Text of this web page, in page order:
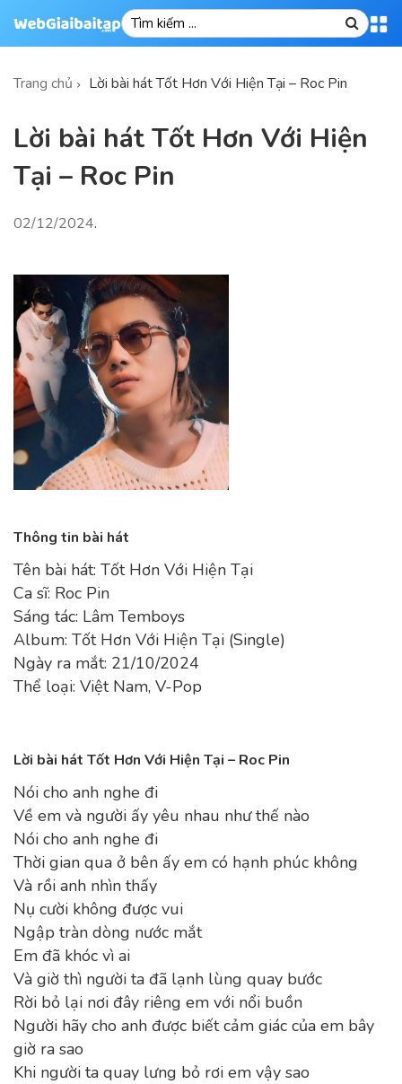
Trang chủ Lời bài hát Tốt Hơn Với Hiện Tại – Roc Pin
Lời bài hát Tốt Hơn Với Hiện
Tại – Roc Pin
02/12/2024.
Thông tin bài hát
Tên bài hát: Tốt Hơn Với Hiện Tại
Ca sĩ: Roc Pin
Sáng tác: Lâm Temboys
Album: Tốt Hơn Với Hiện Tại (Single)
Ngày ra mắt: 21/10/2024
Thể loại: Việt Nam, V-Pop
Lời bài hát Tốt Hơn Với Hiện Tại – Roc Pin
Nói cho anh nghe đi
Về em và người ấy yêu nhau như thế nào
Nói cho anh nghe đi
Thời gian qua ở bên ấy em có hạnh phúc không
Và rồi anh nhìn thấy
Nụ cười không được vui
Ngập tràn dòng nước mắt
Em đã khóc vì ai
Và giờ thì người ta đã lạnh lùng quay bước
Rời bỏ lại nơi đây riêng em với nổi buồn
Người hãy cho anh được biết cảm giác của em bây
giờ ra sao
Khi người ta quay lưng bỏ rơi em vậy sao